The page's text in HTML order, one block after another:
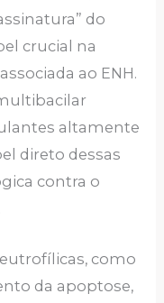
do
crucial na
ao ENH.
altamente
direto dessas
contra o
como
da apoptose,